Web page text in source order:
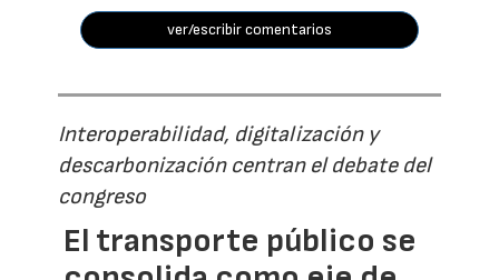
ver/escribir comentarios
Interoperabilidad, digitalización y
descarbonización centran el debate del
congreso
El transporte público se